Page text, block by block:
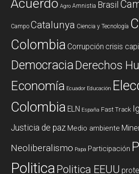
Acuerdo Agro Amnistia Brasil
Campo Catalunya Ciencia y Tecnología
Colombia Corrupción crisis
DemocraciaDerechos
Economía Ecuador Educación
Colombia ELN España Fast Track
Justicia de paz Medio ambiente
Neoliberalismo Papa Participación
PoliticaPolitica EEUU